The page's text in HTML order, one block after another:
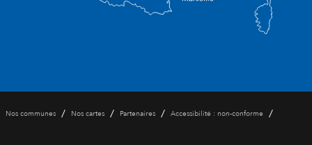
Nos communes / Nos cartes / Partenaires / Accessibilité : non-conforme /